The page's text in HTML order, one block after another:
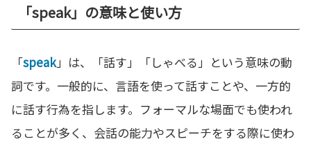
「speak」の意味と使い方
「speak」は、「話す」「しゃべる」という意味の動
詞です。一般的に、言語を使って話すことや、一方的
に話す行為を指します。フォーマルな場面でも使われ
ることが多く、会話の能力やスピーチをする際に使わ